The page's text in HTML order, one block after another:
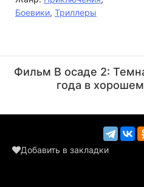
Боевики, Триллеры
(Captain #2)
Фильм В осаде 2:
года в
Добавить в закладки